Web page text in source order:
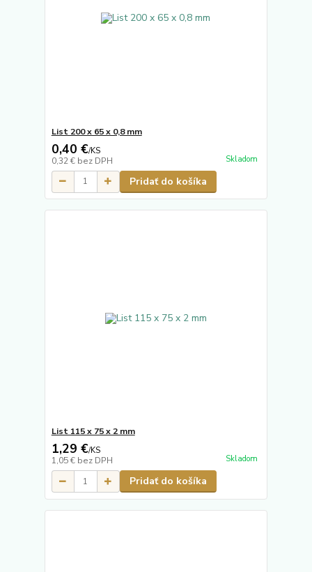
List 200 x 65 x 0,8 mm
0,40 €/KS
0,32 € bez DPH Skladom
Pridať do košíka
List 115 x 75 x 2 mm
1,29 €/KS
1,05 € bez DPH Skladom
Pridať do košíka